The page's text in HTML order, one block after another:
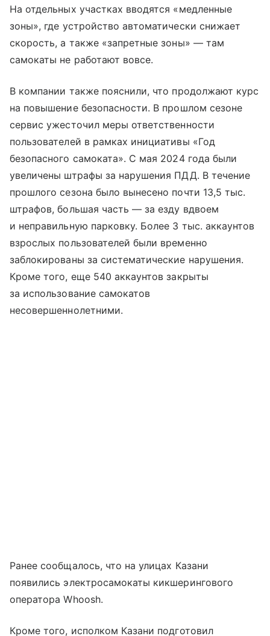
На отдельных участках вводятся «медленные
зоны», где устройство автоматически снижает
скорость, а также «запретные зоны» — там
самокаты не работают вовсе.
В компании также пояснили, что продолжают курс
на повышение безопасности. В прошлом сезоне
сервис ужесточил меры ответственности
пользователей в рамках инициативы «Год
безопасного самоката». С мая 2024 года были
увеличены штрафы за нарушения ПДД. В течение
прошлого сезона было вынесено почти 13,5 тыс.
штрафов, большая часть — за езду вдвоем
и неправильную парковку. Более 3 тыс. аккаунтов
взрослых пользователей были временно
заблокированы за систематические нарушения.
Кроме того, еще 540 аккаунтов закрыты
за использование самокатов
несовершеннолетними.
Ранее сообщалось, что на улицах Казани
появились электросамокаты кикшерингового
оператора Whoosh.
Кроме того, исполком Казани подготовил